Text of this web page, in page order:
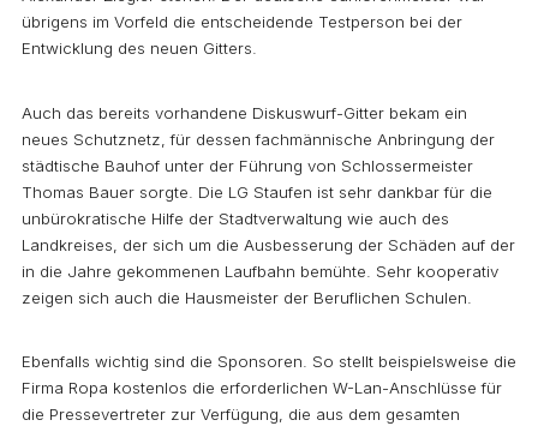
übrigens im Vorfeld die entscheidende Testperson bei der
Entwicklung des neuen Gitters.
Auch das bereits vorhandene Diskuswurf-Gitter bekam ein
neues Schutznetz, für dessen fachmännische Anbringung der
städtische Bauhof unter der Führung von Schlossermeister
Thomas Bauer sorgte. Die LG Staufen ist sehr dankbar für die
unbürokratische Hilfe der Stadtverwaltung wie auch des
Landkreises, der sich um die Ausbesserung der Schäden auf der
in die Jahre gekommenen Laufbahn bemühte. Sehr kooperativ
zeigen sich auch die Hausmeister der Beruflichen Schulen.
Ebenfalls wichtig sind die Sponsoren. So stellt beispielsweise die
Firma Ropa kostenlos die erforderlichen W-Lan-Anschlüsse für
die Pressevertreter zur Verfügung, die aus dem gesamten